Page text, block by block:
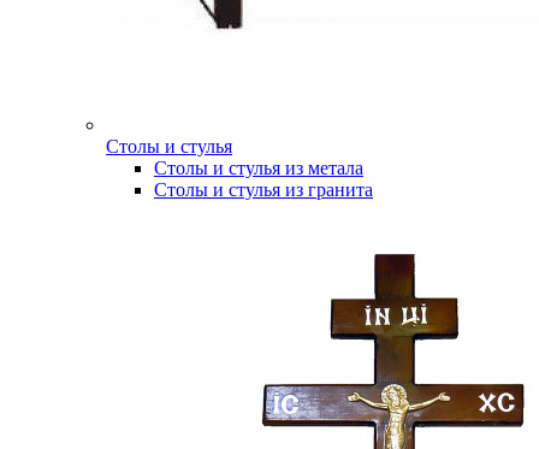
Столы и стулья
Столы и стулья из метала
Столы и стулья из гранита